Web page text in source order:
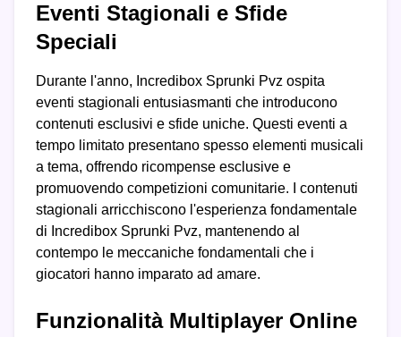
Eventi Stagionali e Sfide
Speciali
Durante l'anno, Incredibox Sprunki Pvz ospita
eventi stagionali entusiasmanti che introducono
contenuti esclusivi e sfide uniche. Questi eventi a
tempo limitato presentano spesso elementi musicali
a tema, offrendo ricompense esclusive e
promuovendo competizioni comunitarie. I contenuti
stagionali arricchiscono l'esperienza fondamentale
di Incredibox Sprunki Pvz, mantenendo al
contempo le meccaniche fondamentali che i
giocatori hanno imparato ad amare.
Funzionalità Multiplayer Online